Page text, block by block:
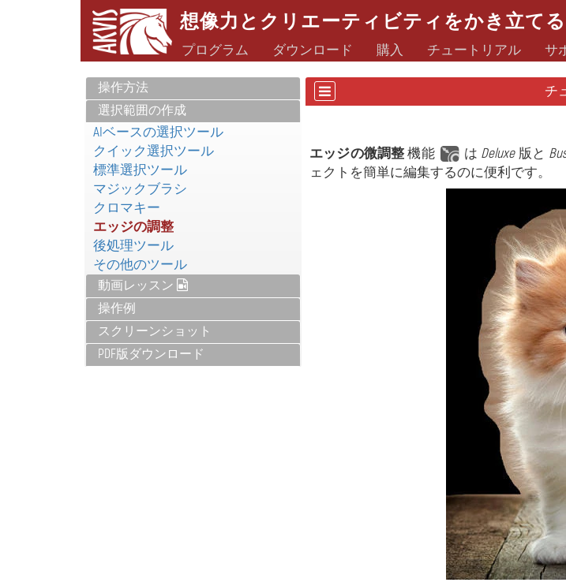
想像力とクリエーティビティをかき立て
プログラム ダウンロード 購入 チュートリアル サ
操作方法
選択範囲の作成
AIベースの選択ツール
クイック選択ツール
標準選択ツール
マジックブラシ
クロマキー
エッジの調整
後処理ツール
その他のツール
動画レッスン
操作例
スクリーンショット
PDF版ダウンロード
チ
エッジの微調整機能 は Deluxe版と
ェクトを簡単に編集するのに便利です。